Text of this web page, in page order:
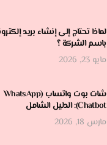
لماذا تحتاج إلى إنشاء بريد
باسم الشركة ؟
مايو 23, 2026
شات بوت واتساب (WhatsApp
Chatbot): الدليل الشامل
مارس 18, 2026